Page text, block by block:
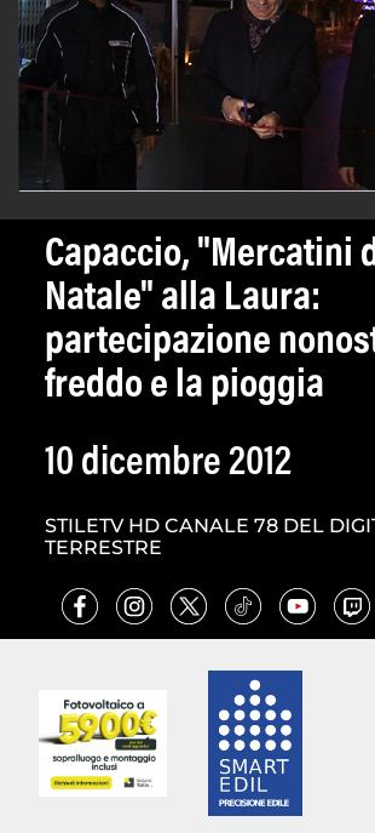
Capaccio, "Mercatini
Natale" alla Laura:
partecipazione
freddo e la pioggia
10 dicembre 2012
STILETV HD CANALE 78 DEL
TERRESTRE